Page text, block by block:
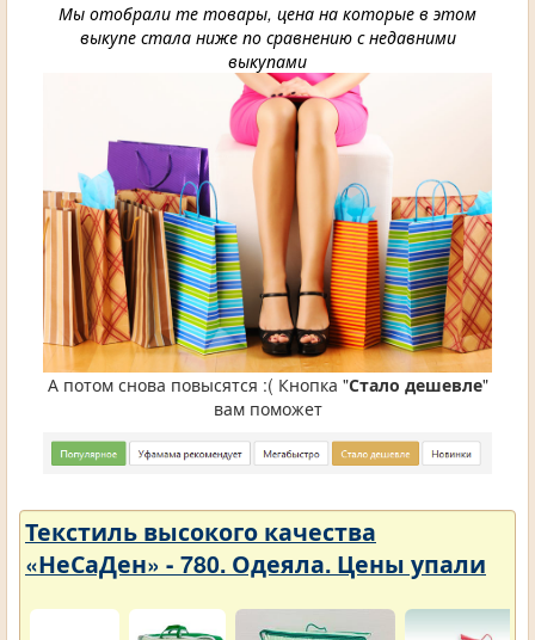
Мы отобрали те товары, цена на которые в этом
выкупе стала ниже по сравнению с недавними
выкупами
А потом снова повысятся :( Кнопка "Стало дешевле"
вам поможет
Текстиль высокого качества
«НеСаДен» - 780. Одеяла. Цены упали